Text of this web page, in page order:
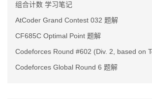
组合计数 学习笔记
AtCoder Grand Contest 032 题解
CF685C Optimal Point 题解
Codeforces Round #602 (Div. 2, based on
Codeforces Global Round 6 题解